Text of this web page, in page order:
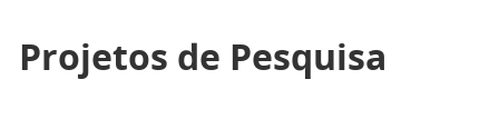
Projetos de Pesquisa